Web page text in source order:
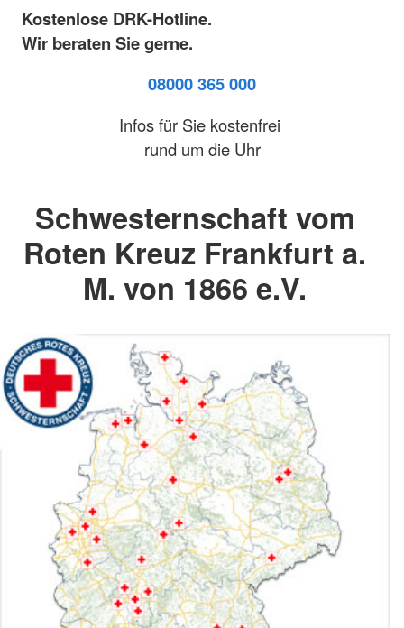
Kostenlose DRK-Hotline.
Wir beraten Sie gerne.
08000 365 000
Infos für Sie kostenfrei
rund um die Uhr
Schwesternschaft vom
Roten Kreuz Frankfurt a.
M. von 1866 e.V.